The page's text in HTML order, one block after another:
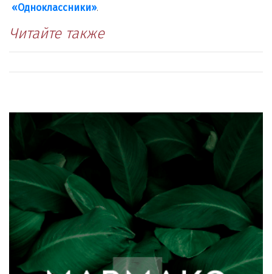
«Одноклассники».
Читайте также